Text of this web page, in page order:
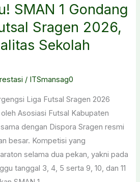
SMAN 1 Gondang
Sragen 2026,
Sekolah
/ ITSmansag0
Liga Futsal Sragen 2026
Asosiasi Futsal Kabupaten
dengan Dispora Sragen resmi
besar. Kompetisi yang
selama dua pekan, yakni pada
tanggal 3, 4, 5 serta 9, 10, dan 11